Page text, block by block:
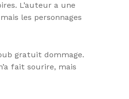
L’auteur a une
les personnages
gratuit dommage.
fait sourire, mais